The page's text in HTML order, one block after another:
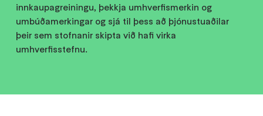
innkaupagreiningu, þekkja umhverfismerkin og
umbúðamerkingar og sjá til þess að þjónustuaðilar
þeir sem stofnanir skipta við hafi virka
umhverfisstefnu.